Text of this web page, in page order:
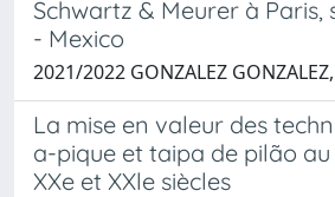
Schwartz & Meurer à Paris,
- Mexico
2021/2022 GONZALEZ
La mise en valeur des
a-pique et taipa de pilão au
XXe et XXle siècles